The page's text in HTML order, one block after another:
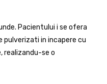
Pacientului i se ofera
pulverizati in incapere cu
realizandu-se o